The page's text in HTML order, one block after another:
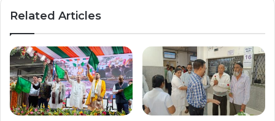
Related Articles